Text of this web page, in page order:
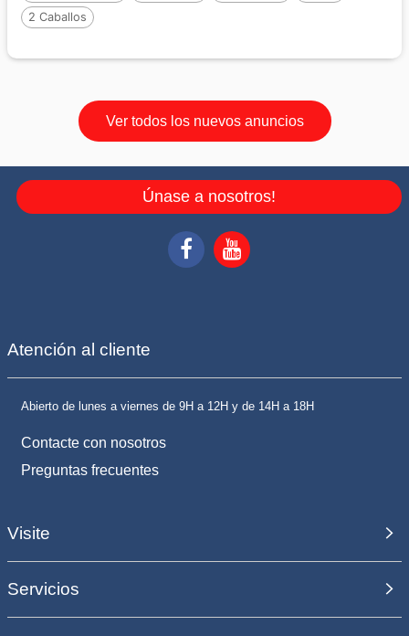
2 Caballos
Ver todos los nuevos anuncios
Únase a nosotros!
Atención al cliente
Abierto de lunes a viernes de 9H a 12H y de 14H a 18H
Contacte con nosotros
Preguntas frecuentes
Visite
Servicios